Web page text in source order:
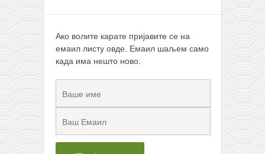
Ако волите карате пријавите се на
емаил листу овде. Емаил шаљем само
када има нешто ново.